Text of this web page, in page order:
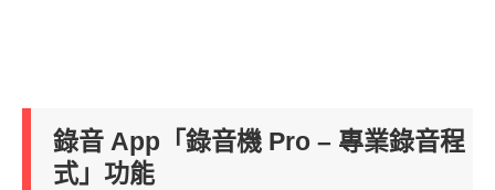
錄音 App「錄音機 Pro – 專業錄音程
式」功能